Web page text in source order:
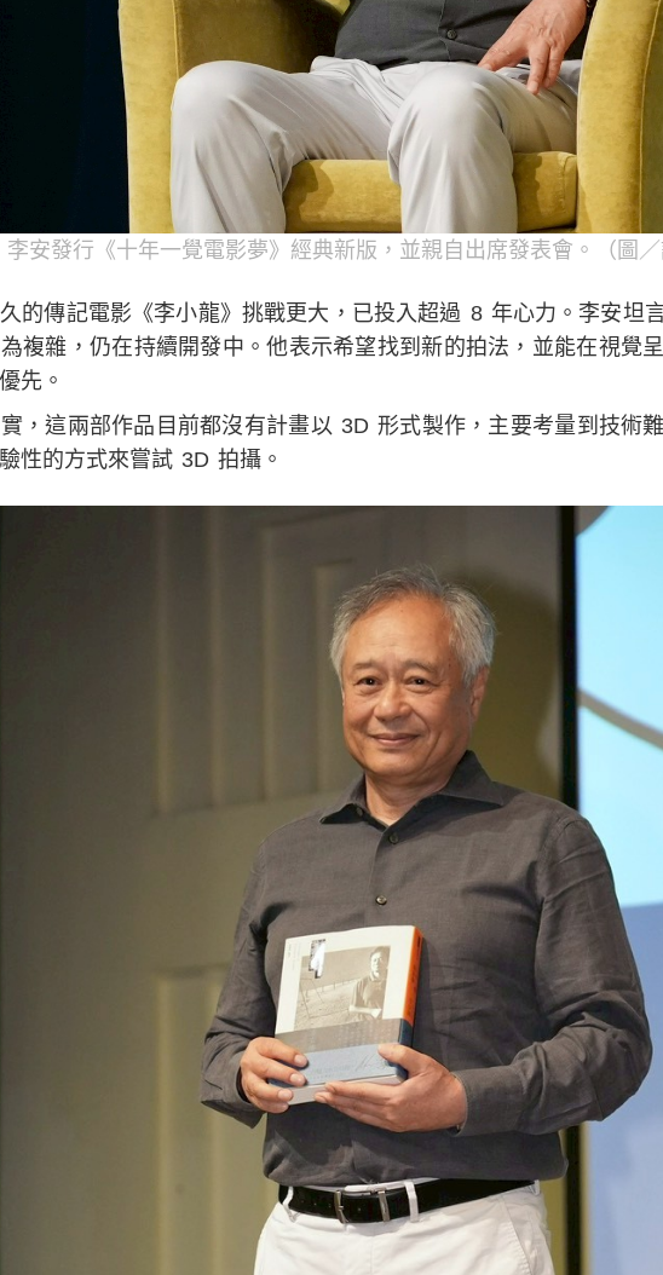
李安發行《十年一覺電影夢》經典新版，並親自出席發表會。（圖／
的傳記電影《李小龍》挑戰更大，已投入超過 8 年心力。李安坦
複雜，仍在持續開發中。他表示希望找到新的拍法，並能在視覺
先。
，這兩部作品目前都沒有計畫以 3D 形式製作，主要考量到技術
性的方式來嘗試 3D 拍攝。